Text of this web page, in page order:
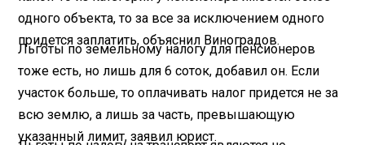
одного объекта, то за все за исключением одного
придется заплатить, объяснил Виноградов.
Льготы по земельному налогу для пенсионеров
тоже есть, но лишь для 6 соток, добавил он. Если
участок больше, то оплачивать налог придется не за
всю землю, а лишь за часть, превышающую
указанный лимит, заявил юрист.